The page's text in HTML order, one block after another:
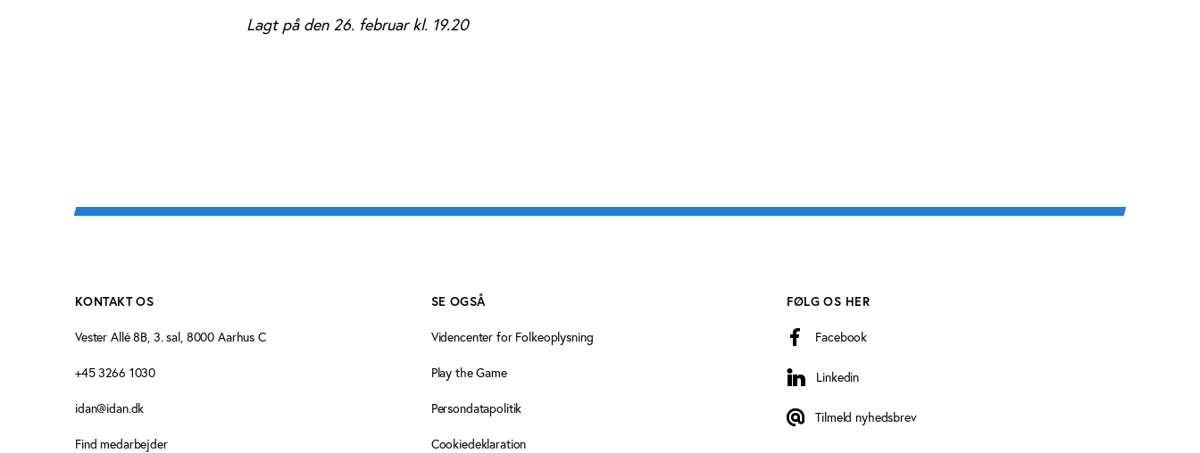
Lagt på den 26. februar kl. 19.20
KONTAKT OS
Vester Allé 8B, 3. sal, 8000 Aarhus C
+45 3266 1030
idan@idan.dk
Find medarbejder
SE OGSÅ
Videncenter for Folkeoplysning
Play the Game
Persondatapolitik
Cookiedeklaration
FØLG OS HER
Facebook
Linkedin
Linkedin
Tilmeld nyhedsbrev
Tilmeld nyhedsbrev